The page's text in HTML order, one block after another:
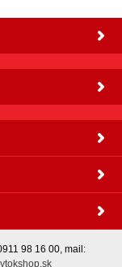
98 16 00, mail: